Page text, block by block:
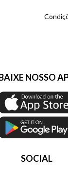
NOSSO
SOCIAL